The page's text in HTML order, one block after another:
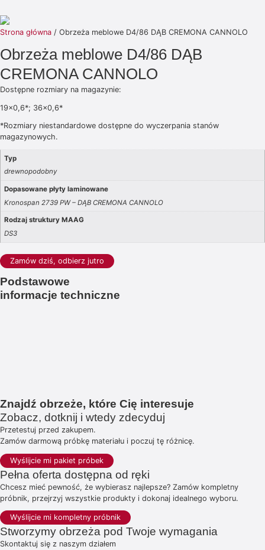
Strona główna / Obrzeża meblowe D4/86 DĄB CREMONA CANNOLO
Obrzeża meblowe D4/86 DĄB
CREMONA CANNOLO
Dostępne rozmiary na magazynie:
19×0,6*; 36×0,6*
*Rozmiary niestandardowe dostępne do wyczerpania stanów
magazynowych.
Typ
drewnopodobny
Dopasowane płyty laminowane
Kronospan 2739 PW – DĄB CREMONA CANNOLO
Rodzaj struktury MAAG
DS3
Zamów dziś, odbierz jutro
Podstawowe
informacje techniczne
Znajdź obrzeże, które Cię interesuje
Zobacz, dotknij i wtedy zdecyduj
Przetestuj przed zakupem.
Zamów darmową próbkę materiału i poczuj tę różnicę.
Wyślijcie mi pakiet próbek
Pełna oferta dostępna od ręki
Chcesz mieć pewność, że wybierasz najlepsze? Zamów kompletny
próbnik, przejrzyj wszystkie produkty i dokonaj idealnego wyboru.
Wyślijcie mi kompletny próbnik
Stworzymy obrzeża pod Twoje wymagania
Skontaktuj się z naszym działem